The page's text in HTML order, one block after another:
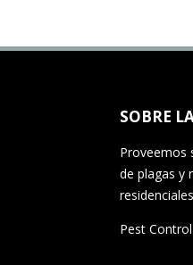
SOBRE
Proveemos
de plagas y
Pest